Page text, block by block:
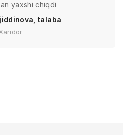
yaxshi chiqdi
talaba
Xaridor